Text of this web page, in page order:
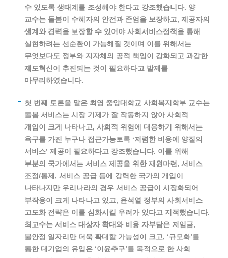
수 있도록 생태계를 조성해야 한다고 강조했습니다. 양
교수는 돌봄이 수혜자의 안전과 존엄을 보장하고, 제공자의
생계와 경력을 보장할 수 있어야 사회서비스정책을 통해
실현하려는 선순환이 가능해질 것이며 이를 위해서는
무엇보다도 정부와 지자체의 공적 책임이 강화되고 과감한
제도혁신이 추진되는 것이 필요하다고 발제를
마무리하였습니다.
첫 번째 토론을 맡은 최영 중앙대학교 사회복지학부 교수는
돌봄 서비스는 시장 기제가 잘 작동하지 않아 사회적
개입이 크게 나타나고, 사회적 위험에 대응하기 위해서는
욕구를 가진 누구나 접근가능토록 ‘저렴한 비용에 양질의
서비스’ 제공이 필요하다고 강조했습니다. 이를 위해
부분의 국가에서는 서비스 제공을 위한 재원마련, 서비스
조정/통제, 서비스 공급 등에 강력한 국가의 개입이
나타나지만 우리나라의 경우 서비스 공급이 시장화되어
부작용이 크게 나타나고 있고, 윤석열 정부의 사회서비스
고도화 전략은 이를 심화시킬 우려가 있다고 지적했습니다.
최교수는 서비스 대상자 확대와 비용 자부담은 저임금,
불안정 일자리만 더욱 확대할 가능성이 크고, ‘규모화’를
통한 대기업의 유입은 ‘이윤추구’를 목적으로 한 사회